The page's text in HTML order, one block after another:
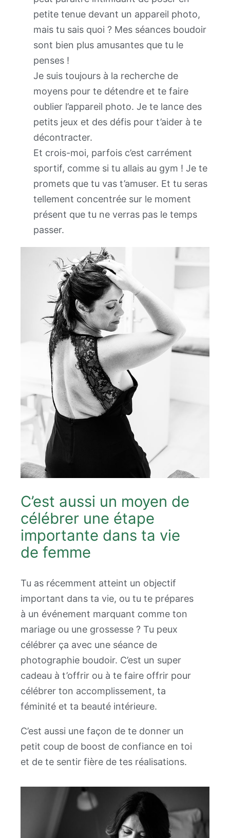
petite tenue devant un appareil photo,
mais tu sais quoi ? Mes séances boudoir
sont bien plus amusantes que tu le
penses !
Je suis toujours à la recherche de
moyens pour te détendre et te faire
oublier l’appareil photo. Je te lance des
petits jeux et des défis pour t’aider à te
décontracter.
Et crois-moi, parfois c’est carrément
sportif, comme si tu allais au gym ! Je te
promets que tu vas t’amuser. Et tu seras
tellement concentrée sur le moment
présent que tu ne verras pas le temps
passer.
C’est aussi un moyen de
célébrer une étape
importante dans ta vie
de femme
Tu as récemment atteint un objectif
important dans ta vie, ou tu te prépares
à un événement marquant comme ton
mariage ou une grossesse ? Tu peux
célébrer ça avec une séance de
photographie boudoir. C’est un super
cadeau à t’offrir ou à te faire offrir pour
célébrer ton accomplissement, ta
féminité et ta beauté intérieure.
C’est aussi une façon de te donner un
petit coup de boost de confiance en toi
et de te sentir fière de tes réalisations.